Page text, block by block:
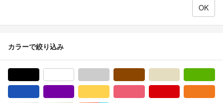
カラーで絞り込み